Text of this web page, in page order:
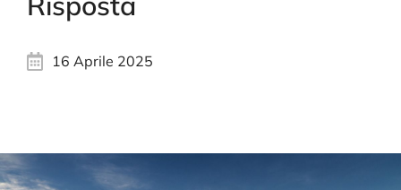
16 Aprile 2025